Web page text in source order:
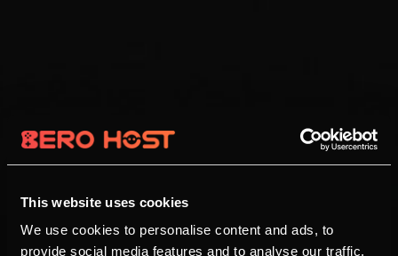
This website uses cookies
We use cookies to personalise content and ads, to
provide social media features and to analyse our traffic.